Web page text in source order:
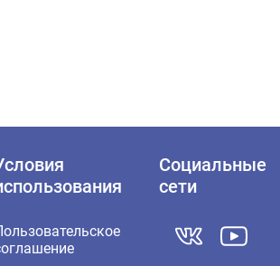
Социальные
сети